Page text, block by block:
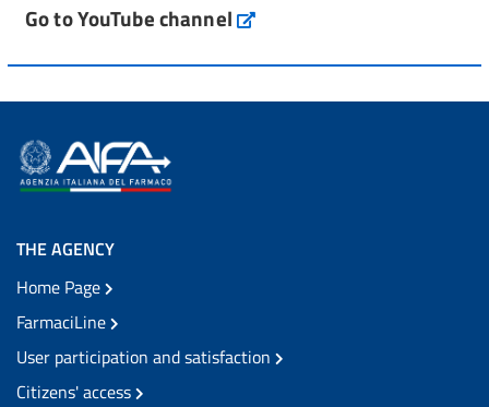
Go to YouTube channel
THE AGENCY
Home Page
FarmaciLine
User participation and satisfaction
Citizens' access